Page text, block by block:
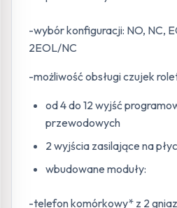
-wybór konfiguracji: NO, NC,
2EOL/NC
-możliwość obsługi czujek
od 4 do 12 wyjść
przewodowych
2 wyjścia zasilające na
wbudowane moduły:
-telefon komórkowy* z 2